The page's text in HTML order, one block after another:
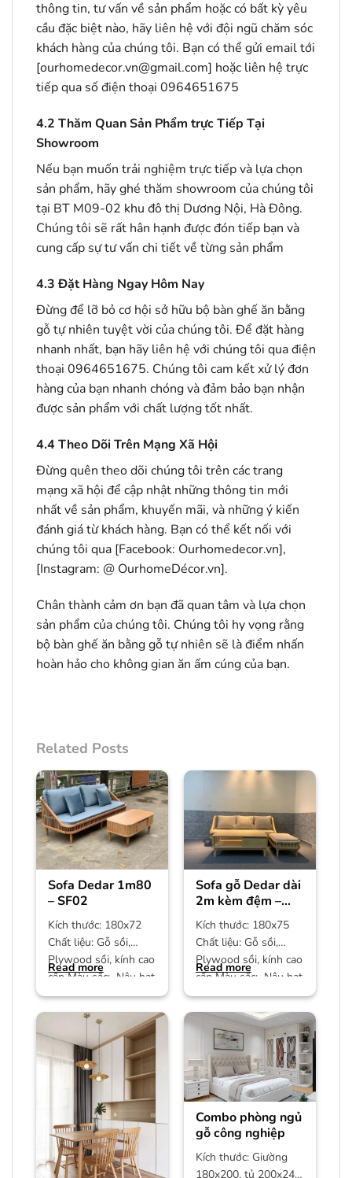
thông tin, tư vấn về sản phẩm hoặc có bất kỳ yêu
cầu đặc biệt nào, hãy liên hệ với đội ngũ chăm sóc
khách hàng của chúng tôi. Bạn có thể gửi email tới
[ourhomedecor.vn@gmail.com] hoặc liên hệ trực
tiếp qua số điện thoại 0964651675
4.2 Thăm Quan Sản Phẩm trực Tiếp Tại
Showroom
Nếu bạn muốn trải nghiệm trực tiếp và lựa chọn
sản phẩm, hãy ghé thăm showroom của chúng tôi
tại BT M09-02 khu đô thị Dương Nội, Hà Đông.
Chúng tôi sẽ rất hân hạnh được đón tiếp bạn và
cung cấp sự tư vấn chi tiết về từng sản phẩm
4.3Đặt Hàng Ngay Hôm Nay
Đừng để lỡ bỏ cơ hội sở hữu bộ bàn ghế ăn bằng
gỗ tự nhiên tuyệt vời của chúng tôi. Để đặt hàng
nhanh nhất, bạn hãy liên hệ với chúng tôi qua điện
thoại 0964651675. Chúng tôi cam kết xử lý đơn
hàng của bạn nhanh chóng và đảm bảo bạn nhận
được sản phẩm với chất lượng tốt nhất.
4.4Theo Dõi Trên Mạng Xã Hội
Đừng quên theo dõi chúng tôi trên các trang
mạng xã hội để cập nhật những thông tin mới
nhất về sản phẩm, khuyến mãi, và những ý kiến
đánh giá từ khách hàng. Bạn có thể kết nối với
chúng tôi qua [Facebook: Ourhomedecor.vn],
[Instagram: @ OurhomeDécor.vn].
Chân thành cảm ơn bạn đã quan tâm và lựa chọn
sản phẩm của chúng tôi. Chúng tôi hy vọng rằng
bộ bàn ghế ăn bằng gỗ tự nhiên sẽ là điểm nhấn
hoàn hảo cho không gian ăn ấm cúng của bạn.
Related Posts
Sofa Dedar 1m80
– SF02
Kích thước: 180x72
Chất liệu: Gỗ sồi,
Plywood sồi, kính cao
cấp Màu sắc: Nâu hạt
dẻ Bảo hành: 12
Read more
Sofa gỗ Dedar dài
2m kèm đệm –
SF01
Kích thước: 180x75
Chất liệu: Gỗ sồi,
Plywood sồi, kính cao
cấp Màu sắc: Nâu hạt
dẻ Bảo hành: 12
Read more
Combo phòng ngủ
gỗ công nghiệp
Kích thước: Giường
180x200, tủ 200x240